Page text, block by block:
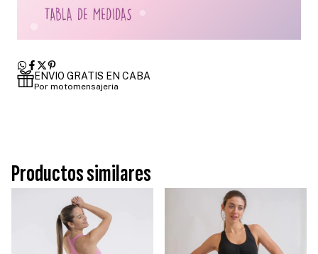
ENVIO GRATIS EN CABA
Por motomensajeria
Productos similares